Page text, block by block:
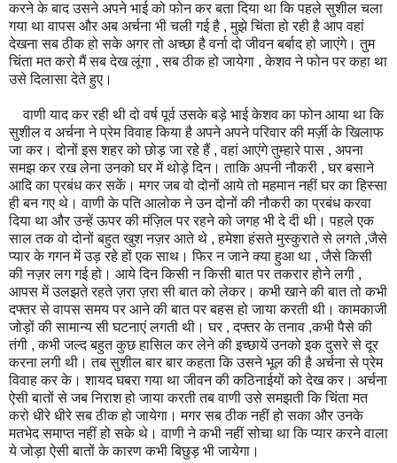
करने के बाद उसने अपने भाई को फोन कर बता दिया था कि पहले सुशील चला
गया था वापस और अब अर्चना भी चली गई है , मुझे चिंता हो रही है आप वहां
देखना सब ठीक हो सके अगर तो अच्छा है वर्ना दो जीवन बर्बाद हो जाएंगे। तुम
चिंता मत करो मैं सब देख लूंगा , सब ठीक हो जायेगा , केशव ने फोन पर कहा था
उसे दिलासा देते हुए।
वाणी याद कर रही थी दो वर्ष पूर्व उसके बड़े भाई केशव का फोन आया था कि
सुशील व अर्चना ने प्रेम विवाह किया है अपने अपने परिवार की मर्ज़ी के खिलाफ
जा कर। दोनों इस शहर को छोड़ जा रहे हैं , वहां आएंगे तुम्हारे पास , अपना
समझ कर रख लेना उनको घर में थोड़े दिन। ताकि अपनी नौकरी , घर बसाने
आदि का प्रबंध कर सकें। मगर जब वो दोनों आये तो महमान नहीं घर का हिस्सा
ही बन गए थे। वाणी के पति आलोक ने उन दोनों की नौकरी का प्रबंध करवा
दिया था और उन्हें ऊपर की मंज़िल पर रहने को जगह भी दे दी थी। पहले एक
साल तक वो दोनों बहुत खुश नज़र आते थे , हमेशा हंसते मुस्कुराते से लगते ,जैसे
प्यार के गगन में उड़ रहे हों एक साथ। फिर न जाने क्या हुआ था , जैसे किसी
की नज़र लग गई हो। आये दिन किसी न किसी बात पर तकरार होने लगी ,
आपस में उलझते रहते ज़रा ज़रा सी बात को लेकर। कभी खाने की बात तो कभी
दफ्तर से वापस समय पर आने की बात पर बहस हो जाया करती थी। कामकाजी
जोड़ों की सामान्य सी घटनाएं लगती थी। घर , दफ्तर के तनाव ,कभी पैसे की
तंगी , कभी जल्द बहुत कुछ हासिल कर लेने की इच्छायें उनको इक दुसरे से दूर
करना लगी थी। तब सुशील बार बार कहता कि उसने भूल की है अर्चना से प्रेम
विवाह कर के। शायद घबरा गया था जीवन की कठिनाईयों को देख कर। अर्चना
ऐसी बातों से जब निराश हो जाया करती तब वाणी उसे समझती कि चिंता मत
करो धीरे धीरे सब ठीक हो जायेगा। मगर सब ठीक नहीं हो सका और उनके
मतभेद समाप्त नहीं हो सके थे। वाणी ने कभी नहीं सोचा था कि प्यार करने वाला
ये जोड़ा ऐसी बातों के कारण कभी बिछुड़ भी जायेगा।